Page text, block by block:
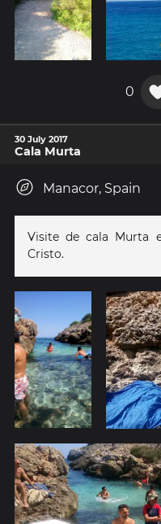
0
30 July 2017
Cala Murta
Manacor, Spain
Visite de cala Murta
Cristo.